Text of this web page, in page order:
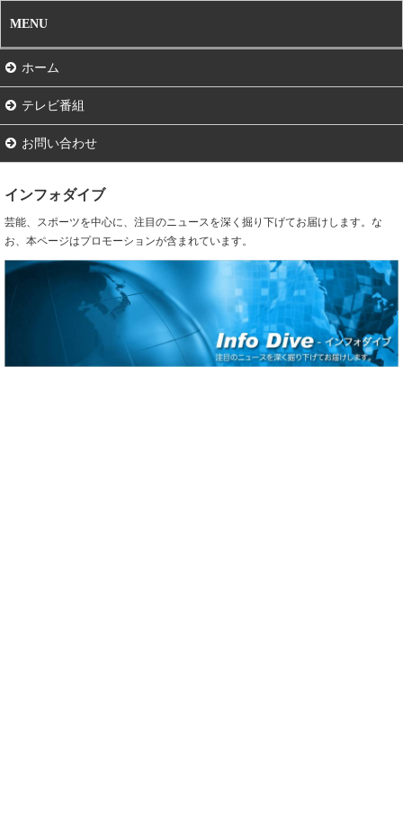
MENU
ホーム
テレビ番組
お問い合わせ
インフォダイブ
芸能、スポーツを中心に、注目のニュースを深く掘り下げてお届けします。な
お、本ページはプロモーションが含まれています。